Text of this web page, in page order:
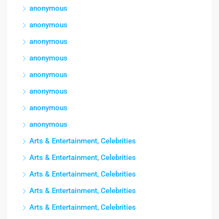
anonymous
anonymous
anonymous
anonymous
anonymous
anonymous
anonymous
anonymous
Arts & Entertainment, Celebrities
Arts & Entertainment, Celebrities
Arts & Entertainment, Celebrities
Arts & Entertainment, Celebrities
Arts & Entertainment, Celebrities